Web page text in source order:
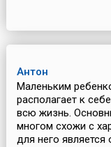
Антон
Маленьким
располагает к
всю жизнь.
многом схожи с
для него является